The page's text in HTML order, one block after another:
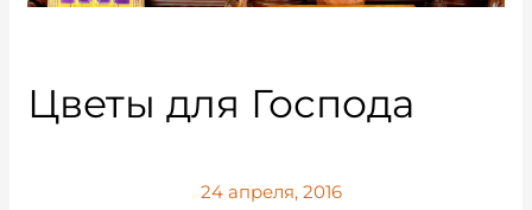
Цветы для Господа
24 апреля, 2016